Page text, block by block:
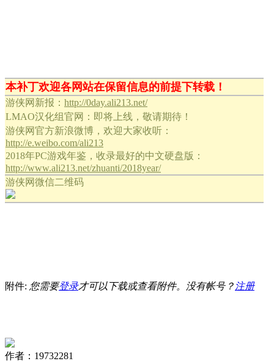
本补丁欢迎各网站在保留信息的前提下转载！
游侠网新报： http://0day.ali213.net/
LMAO汉化组官网：即将上线，敬请期待！
游侠网官方新浪微博，欢迎大家收听：
http://e.weibo.com/ali213
2018年PC游戏年鉴，收录最好的中文硬盘版：
http://www.ali213.net/zhuanti/2018year/
游侠网微信二维码
附件: 您需要登录才可以下载或查看附件。没有帐号？ 注册
作者：19732281